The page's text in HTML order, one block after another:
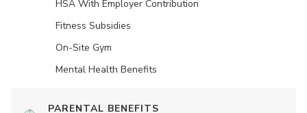
HSA With Employer Contribution
Fitness Subsidies
On-Site Gym
Mental Health Benefits
PARENTAL BENEFITS